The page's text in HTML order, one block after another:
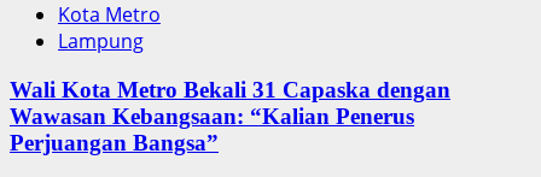
Kota Metro
Lampung
Wali Kota Metro Bekali 31 Capaska dengan
Wawasan Kebangsaan: “Kalian Penerus
Perjuangan Bangsa”